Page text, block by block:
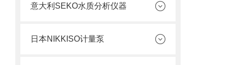
意大利SEKO水质分析仪器
日本NIKKISO计量泵